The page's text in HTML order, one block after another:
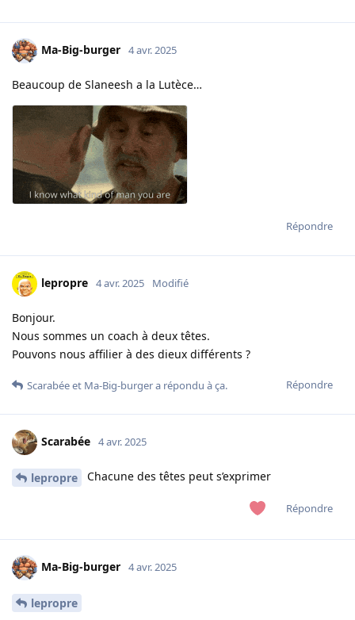
Ma-Big-burger 4 avr. 2025
Beaucoup de Slaneesh a la Lutèce…
Répondre
lepropre 4 avr. 2025 Modifié
Bonjour.
Nous sommes un coach à deux têtes.
Pouvons nous affilier à des dieux différents ?
Répondre
Scarabéeet Ma-Big-burgera répondu à ça.
Scarabée 4 avr. 2025
lepropre Chacune des têtes peut s’exprimer
Répondre
Ma-Big-burger 4 avr. 2025
lepropre